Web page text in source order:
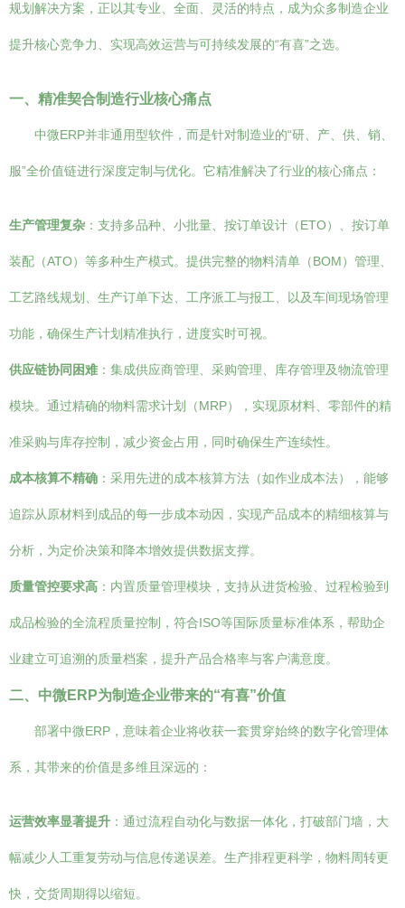
规划解决方案，正以其专业、全面、灵活的特点，成为众多制造企业
提升核心竞争力、实现高效运营与可持续发展的“有喜”之选。
一、精准契合制造行业核心痛点
中微ERP并非通用型软件，而是针对制造业的“研、产、供、销、
服”全价值链进行深度定制与优化。它精准解决了行业的核心痛点：
生产管理复杂 ：支持多品种、小批量、按订单设计（ETO）、按订单
装配（ATO）等多种生产模式。提供完整的物料清单（BOM）管理、
工艺路线规划、生产订单下达、工序派工与报工、以及车间现场管理
功能，确保生产计划精准执行，进度实时可视。
供应链协同困难 ：集成供应商管理、采购管理、库存管理及物流管理
模块。通过精确的物料需求计划（MRP），实现原材料、零部件的精
准采购与库存控制，减少资金占用，同时确保生产连续性。
成本核算不精确 ：采用先进的成本核算方法（如作业成本法），能够
追踪从原材料到成品的每一步成本动因，实现产品成本的精细核算与
分析，为定价决策和降本增效提供数据支撑。
质量管控要求高 ：内置质量管理模块，支持从进货检验、过程检验到
成品检验的全流程质量控制，符合ISO等国际质量标准体系，帮助企
业建立可追溯的质量档案，提升产品合格率与客户满意度。
二、中微ERP为制造企业带来的“有喜”价值
部署中微ERP，意味着企业将收获一套贯穿始终的数字化管理体
系，其带来的价值是多维且深远的：
运营效率显著提升 ：通过流程自动化与数据一体化，打破部门墙，大
幅减少人工重复劳动与信息传递误差。生产排程更科学，物料周转更
快，交货周期得以缩短。